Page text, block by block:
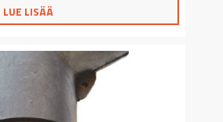
LUE LISÄÄ